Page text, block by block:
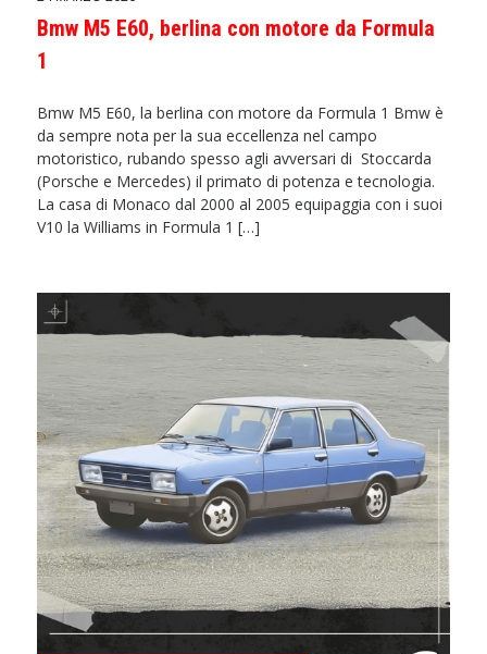
Bmw M5 E60, berlina con motore da Formula
1
Bmw M5 E60, la berlina con motore da Formula 1 Bmw è
da sempre nota per la sua eccellenza nel campo
motoristico, rubando spesso agli avversari di Stoccarda
(Porsche e Mercedes) il primato di potenza e tecnologia.
La casa di Monaco dal 2000 al 2005 equipaggia con i suoi
V10 la Williams in Formula 1 […]